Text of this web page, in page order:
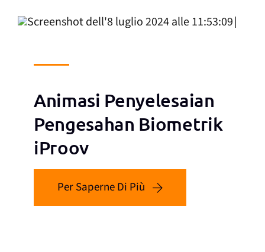
Animasi Penyelesaian
Pengesahan Biometrik
iProov
Per Saperne Di Più